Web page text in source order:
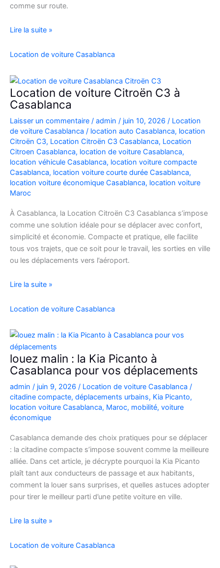
comme sur route.
Location
208
Diesel
à
Casablanca
Louer
Facilement
Lire la suite »
Location de voiture Casablanca
Location de voiture Citroën C3 à
Casablanca
Laisser un commentaire / admin / juin 10, 2026 / Location
de voiture Casablanca / location auto Casablanca, location
Citroën C3, Location Citroën C3 Casablanca, Location
Citroen Casablanca, location de voiture Casablanca,
location véhicule Casablanca, location voiture compacte
Casablanca, location voiture courte durée Casablanca,
location voiture économique Casablanca, location voiture
Maroc
À Casablanca, la Location Citroën C3 Casablanca s’impose
comme une solution idéale pour se déplacer avec confort,
simplicité et économie. Compacte et pratique, elle facilite
tous vos trajets, que ce soit pour le travail, les sorties en ville
ou les déplacements vers l’aéroport.
Location
voiture
C3
à
Casablanca
Lire la suite »
Location de voiture Casablanca
louez malin : la Kia Picanto à
Casablanca pour vos déplacements
admin / juin 9, 2026 / Location de voiture Casablanca /
citadine compacte, déplacements urbains, Kia Picanto,
location voiture Casablanca, Maroc, mobilité, voiture
économique
Casablanca demande des choix pratiques pour se déplacer
: la citadine compacte s’impose souvent comme la meilleure
alliée. Dans cet article, je décrypte pourquoi la Kia Picanto
plaît tant aux conducteurs de passage et aux habitants,
comment la louer sans surprises, et quelles astuces adopter
pour tirer le meilleur parti d’une petite voiture en ville.
louez
:
Lire la suite »
Location de voiture Casablanca